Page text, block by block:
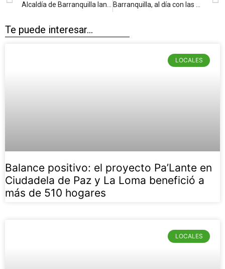
Te puede interesar...
LOCALES
Balance positivo: el proyecto Pa’Lante en
Ciudadela de Paz y La Loma benefició a
más de 510 hogares
LOCALES